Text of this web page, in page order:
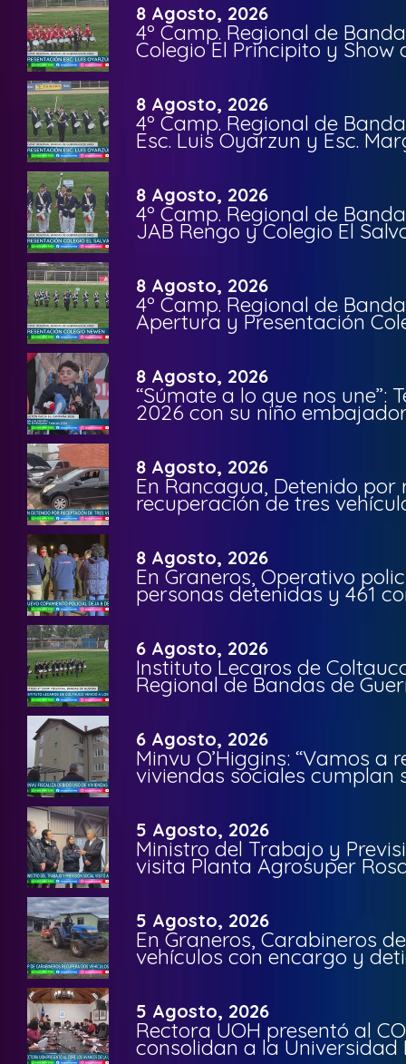
8 Agosto, 2026
4º Camp. Regional de
Colegio El Principito y Show
8 Agosto, 2026
4º Camp. Regional de
Esc. Luis Oyarzun y Esc.
8 Agosto, 2026
4º Camp. Regional de
JAB Rengo y Colegio El
8 Agosto, 2026
4º Camp. Regional de
Apertura y Presentación
8 Agosto, 2026
“Súmate a lo que nos une”:
2026 con su niño
8 Agosto, 2026
En Rancagua, Detenido por
recuperación de tres
8 Agosto, 2026
En Graneros, Operativo
personas detenidas y 461
6 Agosto, 2026
Instituto Lecaros de
Regional de Bandas de
6 Agosto, 2026
Minvu O’Higgins: “Vamos a
viviendas sociales cumplan
5 Agosto, 2026
Ministro del Trabajo y
visita Planta Agrosuper
5 Agosto, 2026
En Graneros, Carabineros
vehículos con encargo y
5 Agosto, 2026
Rectora UOH presentó al
consolidan a la Universidad